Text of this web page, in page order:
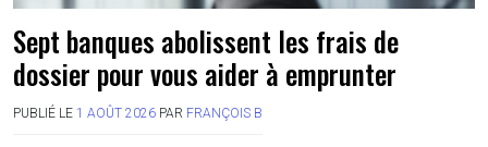
Sept banques abolissent les frais de
dossier pour vous aider à emprunter
PUBLIÉ LE 1 AOÛT 2026 PAR FRANÇOIS B